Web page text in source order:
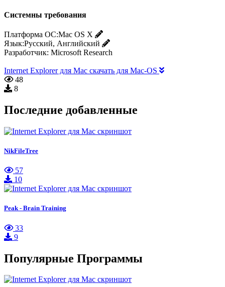
Системны требования
Платформа ОС:Mac OS X
Язык:Русский, Английский
Разработчик: Microsoft Research
Internet Explorer для Mac скачать для Mac-OS
48
8
Последние добавленные
NikFileTree
57
10
Peak - Brain Training
33
9
Популярные Программы